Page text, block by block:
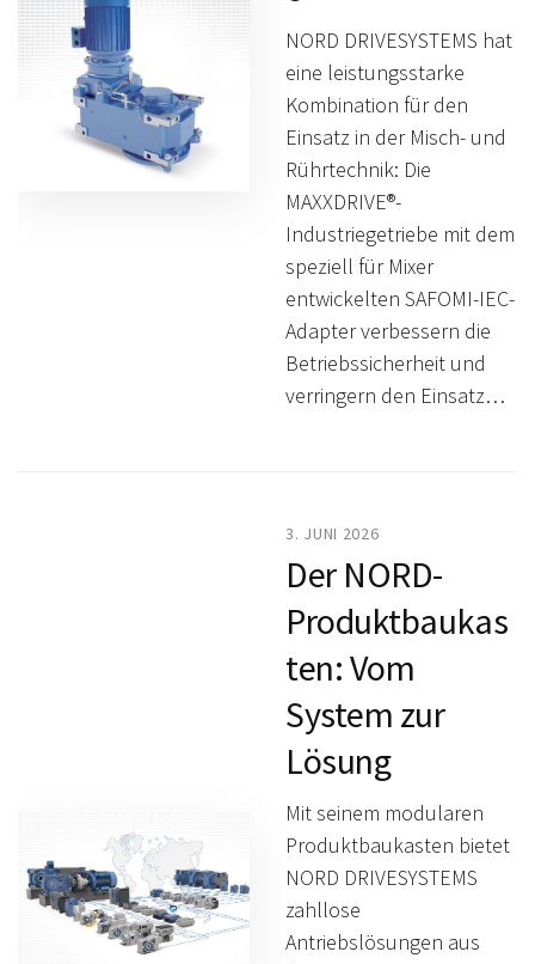
NORD DRIVESYSTEMS hat
eine leistungsstarke
Kombination für den
Einsatz in der Misch- und
Rührtechnik: Die
MAXXDRIVE®-
Industriegetriebe mit dem
speziell für Mixer
entwickelten SAFOMI-IEC-
Adapter verbessern die
Betriebssicherheit und
verringern den Einsatz…
3. JUNI 2026
Der NORD-
Produktbaukas
ten: Vom
System zur
Lösung
Mit seinem modularen
Produktbaukasten bietet
NORD DRIVESYSTEMS
zahllose
Antriebslösungen aus